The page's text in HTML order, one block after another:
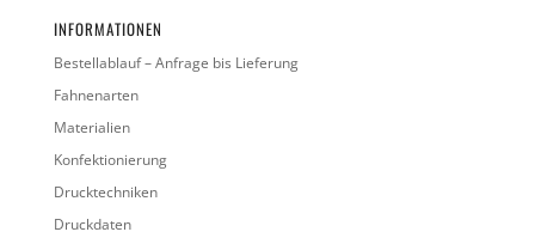
INFORMATIONEN
Bestellablauf – Anfrage bis Lieferung
Fahnenarten
Materialien
Konfektionierung
Drucktechniken
Druckdaten